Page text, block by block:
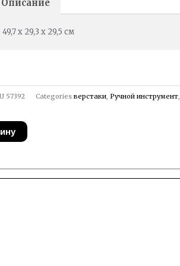
Описание
49,7 x 29,3 x 29,5 см
57392 Categories верстаки, Ручной инструмент,